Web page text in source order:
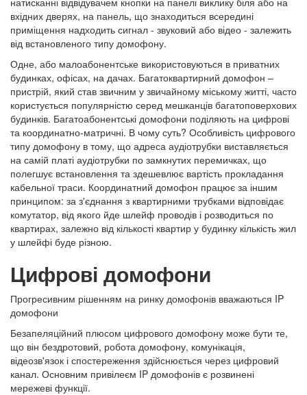
вхідних дверях, на панель, що знаходиться всередині
приміщення надходить сигнал - звуковий або відео - залежить
від встановленого типу домофону.
Одне, або малоабонентське використовуються в приватних
будинках, офісах, на дачах. Багатоквартирний домофон –
пристрій, який став звичним у звичайному міському житті, часто
користується популярністю серед мешканців багатоповерхових
будинків. Багатоабонентські домофони поділяють на цифрові
та координатно-матричні. В чому суть? Особливість цифрового
типу домофону в тому, що адреса аудіотрубки виставляється
на самій платі аудіотрубки по замкнутих перемичках, що
полегшує встановлення та здешевлює вартість прокладання
кабельної траси. Координатний домофон працює за іншим
принципом: за з'єднання з квартирними трубками відповідає
комутатор, від якого йде шлейф проводів і розводиться по
квартирах, залежно від кількості квартир у будинку кількість жил
у шлейфі буде різною.
Цифрові домофони
Прогресивним рішенням на ринку домофонів вважаються IP
домофони
Безапеляційний плюсом цифрового домофону може бути те,
що він бездротовий, робота домофону, комунікація,
відеозв'язок і спостереження здійснюється через цифровий
канал. Основним привілеєм IP домофонів є розвинені
мережеві функції.